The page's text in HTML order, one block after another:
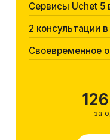
Сервисы Uchet 5
2 консультации
Своевременное
за